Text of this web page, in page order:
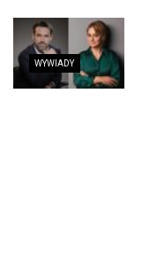
WYWIADY